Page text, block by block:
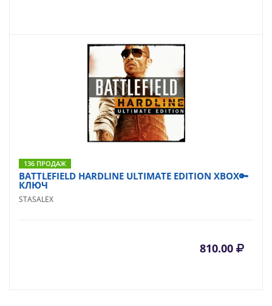
136 ПРОДАЖ
BATTLEFIELD HARDLINE ULTIMATE EDITION XBOX🔑
КЛЮЧ
STASALEX
810.00